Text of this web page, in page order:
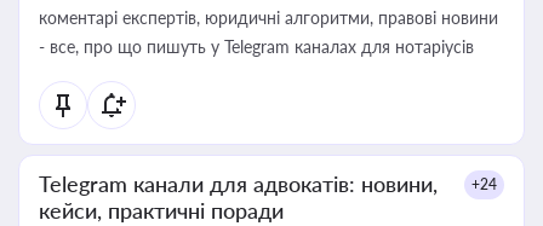
коментарі експертів, юридичні алгоритми, правові новини
- все, про що пишуть у Telegram каналах для нотаріусів
Telegram канали для адвокатів: новини,
кейси, практичні поради
+24